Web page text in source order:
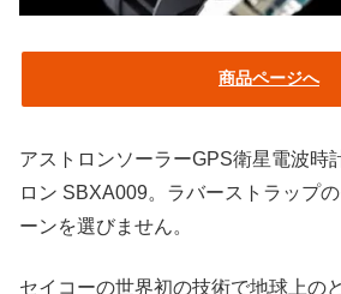
商品ページへ
アストロンソーラーGPS衛星電波時
ロン SBXA009。ラバーストラップ
ーンを選びません。
セイコーの世界初の技術で地球上の